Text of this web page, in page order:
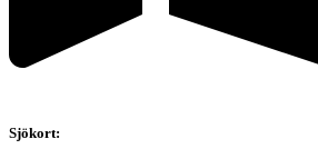
Sjökort: